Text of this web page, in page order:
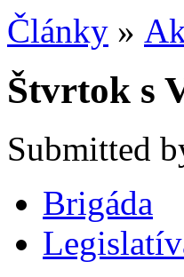
Články »
Štvrtok s
Submitted
Brigáda